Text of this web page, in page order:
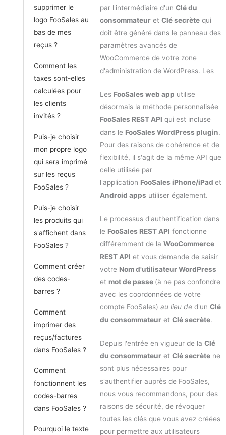
supprimer le
logo FooSales au
bas de mes
reçus ?
Comment les
taxes sont-elles
calculées pour
les clients
invités ?
Puis-je choisir
mon propre logo
qui sera imprimé
sur les reçus
FooSales ?
Puis-je choisir
les produits qui
s'affichent dans
FooSales ?
Comment créer
des codes-
barres ?
Comment
imprimer des
reçus/factures
dans FooSales ?
Comment
fonctionnent les
codes-barres
dans FooSales ?
Pourquoi le texte
par l'intermédiaire d'un Clé du
consommateur et Clé secrète qui
doit être généré dans le panneau des
paramètres avancés de
WooCommerce de votre zone
d'administration de WordPress. Les
Les FooSales web app utilise
désormais la méthode personnalisée
FooSales REST API qui est incluse
dans le FooSales WordPress plugin.
Pour des raisons de cohérence et de
flexibilité, il s'agit de la même API que
celle utilisée par
l'application FooSales iPhone/iPad et
Android apps utiliser également.
Le processus d'authentification dans
le FooSales REST API fonctionne
différemment de la WooCommerce
REST API et vous demande de saisir
votre Nom d'utilisateur WordPress
et mot de passe (à ne pas confondre
avec les coordonnées de votre
compte FooSales) au lieu de d'un Clé
du consommateur et Clé secrète.
Depuis l'entrée en vigueur de la Clé
du consommateur et Clé secrète ne
sont plus nécessaires pour
s'authentifier auprès de FooSales,
nous vous recommandons, pour des
raisons de sécurité, de révoquer
toutes les clés que vous avez créées
pour permettre aux utilisateurs